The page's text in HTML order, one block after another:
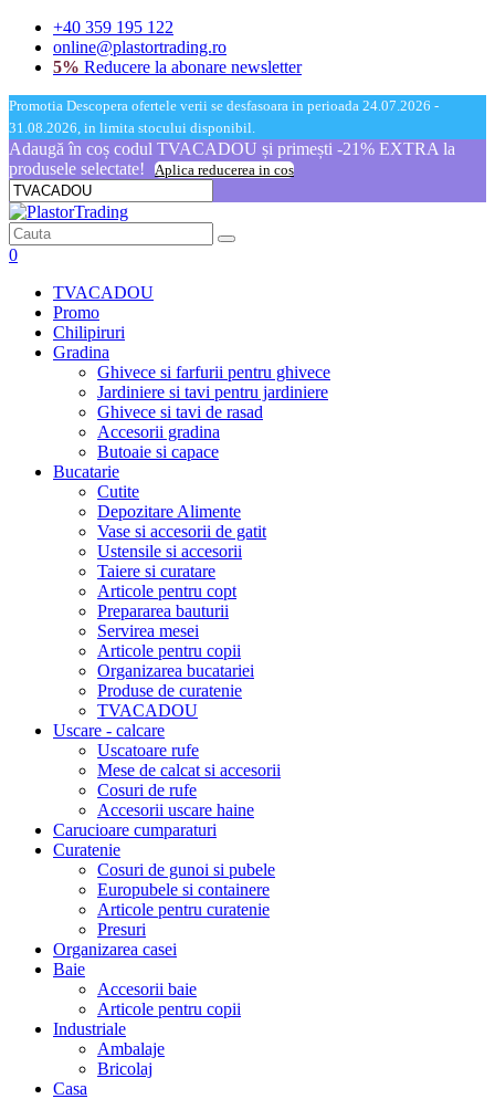
+40 359 195 122
online@plastortrading.ro
5% Reducere la abonare newsletter
Promotia Descopera ofertele verii se desfasoara in perioada 24.07.2026 -
31.08.2026, in limita stocului disponibil.
Adaugă în coș codul TVACADOU și primești -21% EXTRA la
produsele selectate!
Aplica reducerea in cos
0
TVACADOU
Promo
Chilipiruri
Gradina
Ghivece si farfurii pentru ghivece
Jardiniere si tavi pentru jardiniere
Ghivece si tavi de rasad
Accesorii gradina
Butoaie si capace
Bucatarie
Cutite
Depozitare Alimente
Vase si accesorii de gatit
Ustensile si accesorii
Taiere si curatare
Articole pentru copt
Prepararea bauturii
Servirea mesei
Articole pentru copii
Organizarea bucatariei
Produse de curatenie
TVACADOU
Uscare - calcare
Uscatoare rufe
Mese de calcat si accesorii
Cosuri de rufe
Accesorii uscare haine
Carucioare cumparaturi
Curatenie
Cosuri de gunoi si pubele
Europubele si containere
Articole pentru curatenie
Presuri
Organizarea casei
Baie
Accesorii baie
Articole pentru copii
Industriale
Ambalaje
Bricolaj
Casa